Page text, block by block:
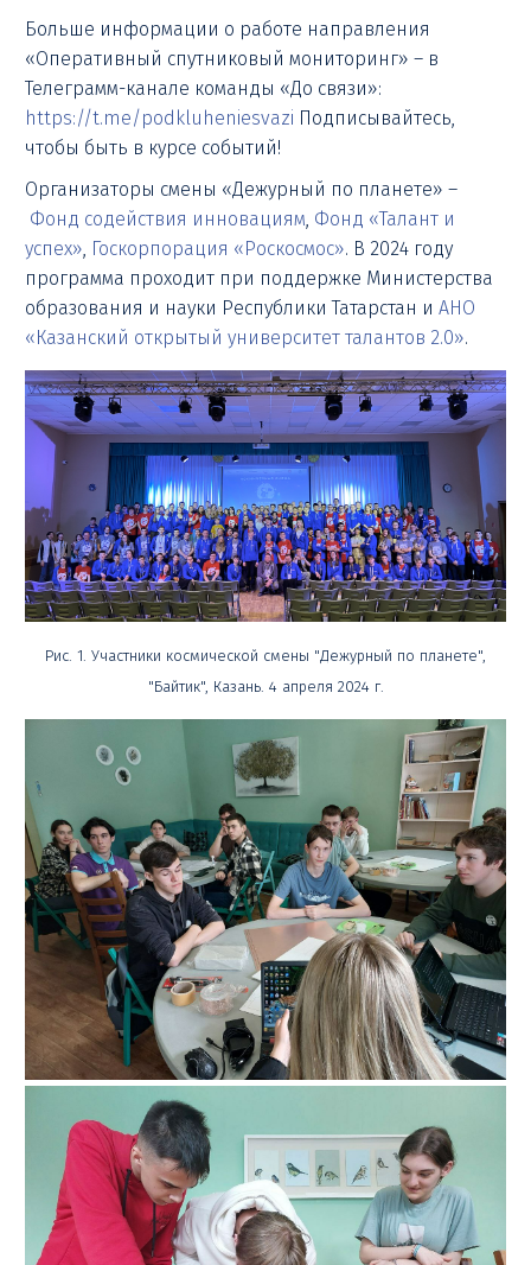
Больше информации о работе направления
«Оперативный спутниковый мониторинг» – в
Телеграмм-канале команды «До связи»:
https://t.me/podkluheniesvazi Подписывайтесь,
чтобы быть в курсе событий!
Организаторы смены «Дежурный по планете» –
Фонд содействия инновациям, Фонд «Талант и
успех», Госкорпорация «Роскосмос». В 2024 году
программа проходит при поддержке Министерства
образования и науки Республики Татарстан и АНО
«Казанский открытый университет талантов 2.0».
Рис. 1. Участники космической смены "Дежурный по планете",
"Байтик", Казань. 4 апреля 2024 г.